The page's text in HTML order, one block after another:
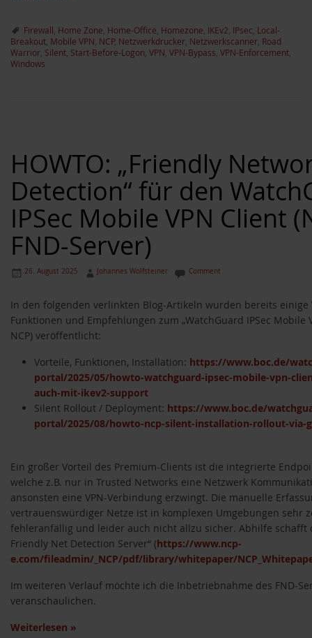
Firewall Home Zone Home-Office Homezone IKEv2 IPsec Local-
Breakout Mobile VPN NCP, Netzwerkdrucker Netzwerkscanner Road
Warrior Silent Start-Before-Logon VPN VPN-Bypass VPN-Enforcement
Windows
HOWTO: „Friendly
Detection“ für den
IPSec Mobile VPN Client
FND-Server)
26. August 2025 Johannes Wolfsteiner Comment
In den folgenden verlinkten Blog-Artikeln wurden bereits einige
Funktionen und Empfehlungen zum „WatchGuard IPSec Mobile
NCP) veröffentlicht:
Vorteile, Funktionen, Installation: https://www.boc.de/
portal/2025/05/howto-watchguard-ipsec-mobile-vpn-
auch-mit-ikev2-support
Silent Rollout / Deployment: https://www.boc.de/
portal/2025/08/howto-ncp-silent-installation-rollout-via-
Ein großer Vorteil des Premium-Clients ist die integrierte
welche z.B. nur in Trusted Networks eine Netzwerk
ansonsten eine VPN-Verbindung erzwingt. Die manuelle
vertrauenswürdiger Netze ist in komplexen Umgebungen sehr
fehleranfällig und leider auch nicht allzu sicher. Abhilfe schafft
Friendly Net Detection Server“ (https://www.ncp-
e.com/fileadmin/_NCP/pdf/library/whitepaper/
Im weiteren Verlauf möchte ich die Inbetriebnahme des FND-
veranschaulichen.
Weiterlesen »